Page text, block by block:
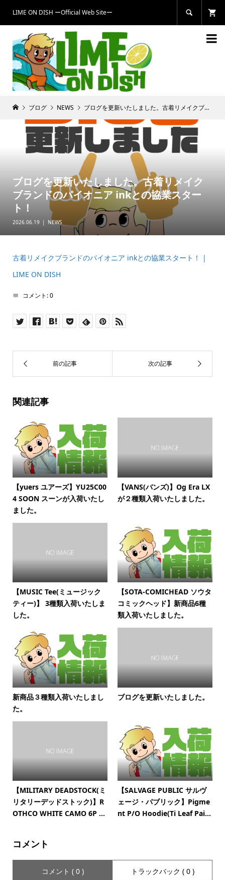
LIME ON DISH ーOfficial Web Siteー 

ブログ NEWS ブログを更新いたしました。古着リメイクブランドのパイオニア inkとの協業スタート！
ブログを更新いたしました。古着リメイク
ブランドのパイオニア inkとの協業スター
ト！
2026.06.19 NEWS
古着リメイクブランドのパイオニア inkとの協業スタート！ |
LIME ON DISH
コメント:0
関連記事
【yuers ユアーズ】YU25C00
4 SOON スーンが入荷いたし
ました。
【VANS(バンズ)】Og Era LX
が２種類入荷いたしました。
【MUSIC Tee(ミュージック
ティー)】 3種類入荷いたしま
した。
【SOTA-COMICHEAD ソウタ
コミックヘッド】新商品6種
類入荷いたしました。
新商品３種類入荷いたしまし
た。
ブログを更新いたしました。
【MILITARY DEADSTOCK(ミ
リタリーデッドストック)】R
OTHCO WHITE CAMO 6P ...
【SALVAGE PUBLIC サルヴ
ェージ・パブリック】Pigme
nt P/O Hoodie(Ti Leaf Pai...
コメント
コメント ( 0 ) トラックバック ( 0 )